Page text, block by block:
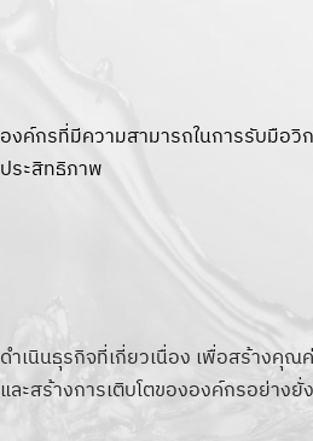
องค์กรที่มีความสามารถในการรับมือ
ประสิทธิภาพ
ดำเนินธุรกิจที่เกี่ยวเนื่อง เพื่อสร้างคุณ
และสร้างการเติบโตขององค์กรอย่างยั่